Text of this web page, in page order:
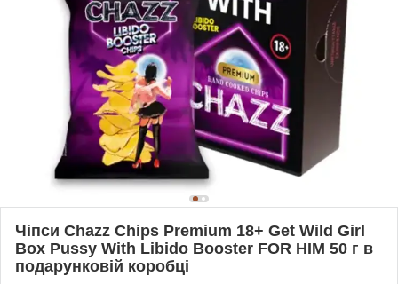
Чіпси Chazz Chips Premium 18+ Get Wild Girl
Box Pussy With Libido Booster FOR HIM 50 г в
подарунковій коробці